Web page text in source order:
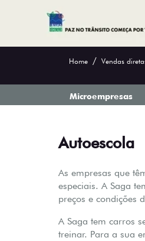
Home Vendas
Microempresas
Autoescola
As empresas que
especiais. A Saga
preços e condições
A Saga tem carros
treinar. Para a sua